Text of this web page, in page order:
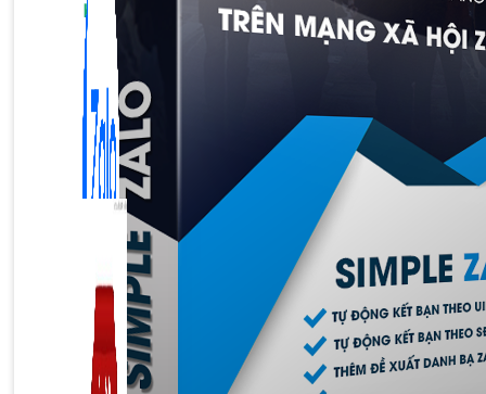
Kiến Thức Website
309 bài viết